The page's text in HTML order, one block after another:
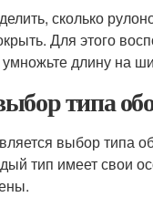
сколько
Для этого
длину на
типа
выбор типа
тип имеет свои